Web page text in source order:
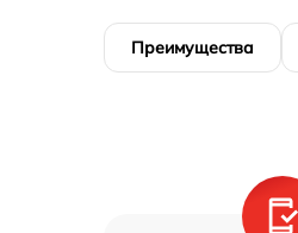
Преимущества